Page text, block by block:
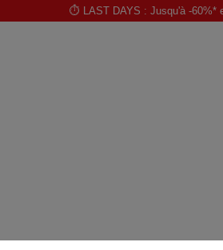
⏱️ LAST DAYS : Jusqu'à -60%*